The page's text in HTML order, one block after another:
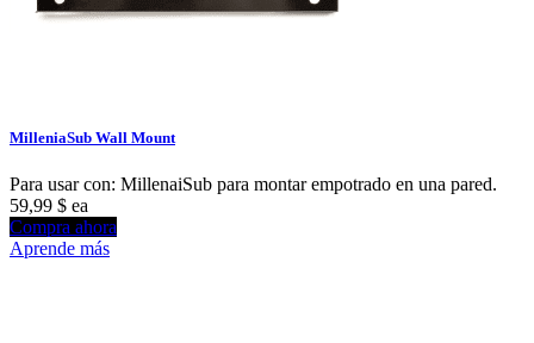
MilleniaSub Wall Mount
Para usar con: MillenaiSub para montar empotrado en una pared.
59,99 $ ea
Compra ahora
Aprende más